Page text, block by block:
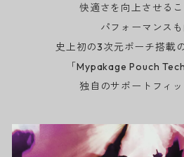
快適さを向上させる
パフォーマンスも
史上初の3次元ポーチ搭載
「Mypakage Pouch
独自のサポートフィッ